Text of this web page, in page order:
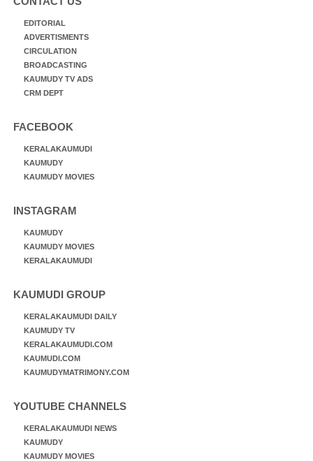
EDITORIAL
ADVERTISMENTS
CIRCULATION
BROADCASTING
KAUMUDY TV ADS
CRM DEPT
FACEBOOK
KERALAKAUMUDI
KAUMUDY
KAUMUDY MOVIES
INSTAGRAM
KAUMUDY
KAUMUDY MOVIES
KERALAKAUMUDI
KAUMUDI GROUP
KERALAKAUMUDI DAILY
KAUMUDY TV
KERALAKAUMUDI.COM
KAUMUDI.COM
KAUMUDYMATRIMONY.COM
YOUTUBE CHANNELS
KERALAKAUMUDI NEWS
KAUMUDY
KAUMUDY MOVIES